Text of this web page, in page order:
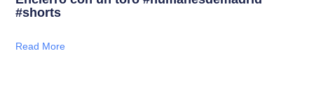
#shorts
Read More